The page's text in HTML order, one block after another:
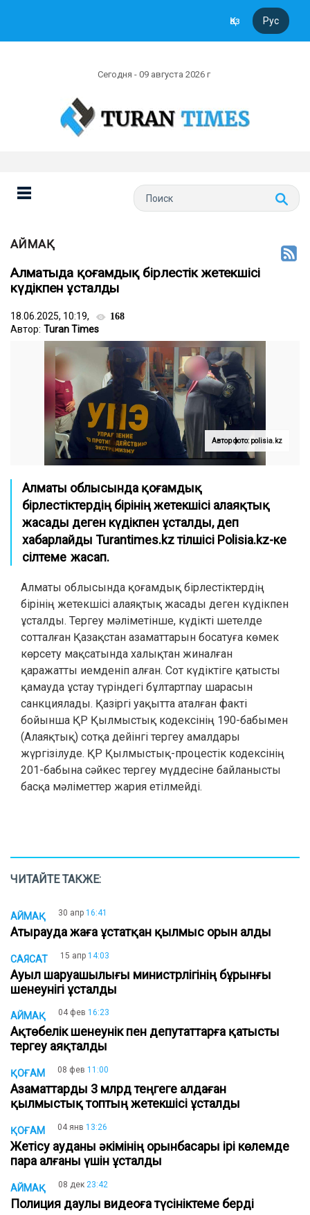
Қаз Рус
Сегодня - 09 августа 2026 г
АЙМАҚ
Алматыда қоғамдық бірлестік жетекшісі
күдікпен ұсталды
18.06.2025, 10:19, 168
Автор: Turan Times
Автор фото: polisia.kz
Алматы облысында қоғамдық
бірлестіктердің бірінің жетекшісі алаяқтық
жасады деген күдікпен ұсталды, деп
хабарлайды Turantimes.kz тілшісі Polisia.kz-ке
сілтеме жасап.
Алматы облысында қоғамдық бірлестіктердің
бірінің жетекшісі алаяқтық жасады деген күдікпен
ұсталды. Тергеу мәліметінше, күдікті шетелде
сотталған Қазақстан азаматтарын босатуға көмек
көрсету мақсатында халықтан жиналған
қаражатты иемденіп алған. Сот күдіктіге қатысты
қамауда ұстау түріндегі бұлтартпау шарасын
санкциялады. Қазіргі уақытта аталған факті
бойынша ҚР Қылмыстық кодексінің 190-бабымен
(Алаяқтық) сотқа дейінгі тергеу амалдары
жүргізілуде. ҚР Қылмыстық-процестік кодексінің
201-бабына сәйкес тергеу мүддесіне байланысты
басқа мәліметтер жария етілмейді.
ЧИТАЙТЕ ТАКЖЕ:
АЙМАҚ 30 апр 16:41
Атырауда жаға ұстатқан қылмыс орын алды
САЯСАТ 15 апр 14:03
Ауыл шаруашылығы министрлігінің бұрынғы
шенеунігі ұсталды
АЙМАҚ 04 фев 16:23
Ақтөбелік шенеунік пен депутаттарға қатысты
тергеу аяқталды
ҚОҒАМ 08 фев 11:00
Азаматтарды 3 млрд теңгеге алдаған
қылмыстық топтың жетекшісі ұсталды
ҚОҒАМ 04 янв 13:26
Жетісу ауданы әкімінің орынбасары ірі көлемде
пара алғаны үшін ұсталды
АЙМАҚ 08 дек 23:42
Полиция даулы видеоға түсініктеме берді